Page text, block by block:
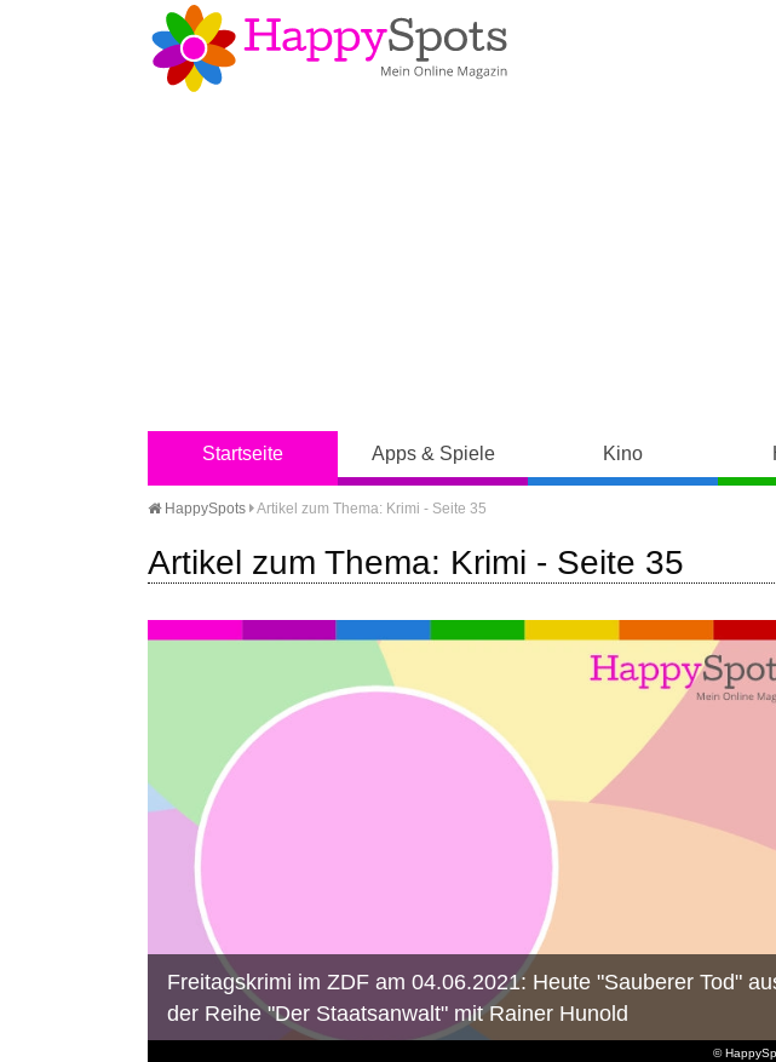
Startseite Apps & Spiele Kino
HappySpots Artikel zum Thema: Krimi - Seite 35
Artikel zum Thema: Krimi - Seite 35
©
Freitagskrimi im ZDF am 04.06.2021: Heute "Sauberer Tod"
der Reihe "Der Staatsanwalt" mit Rainer Hunold